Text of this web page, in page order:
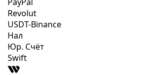
Revolut
USDT-Binance
Нал
Юр. Счёт
Swift